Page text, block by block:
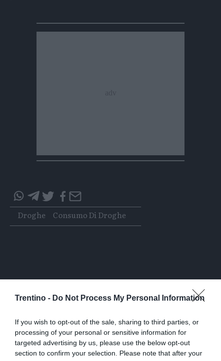
Trentino - Do Not Process My Personal Information
If you wish to opt-out of the sale, sharing to third parties, or
processing of your personal or sensitive information for
targeted advertising by us, please use the below opt-out
section to confirm your selection. Please note that after your
questo
articolo
su
questo
articolo
su
Tags
Droghe Consumo Di Droghe
I più letti
L'assalto al lago glaciale del Sorapiss:
un turista ci entra anche col sup
Calceranica, bimbo e papà recuperati